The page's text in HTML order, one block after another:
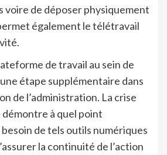
voire de déposer physiquement
également le télétravail
de travail au sein de
étape supplémentaire dans
de l’administration. La crise
à quel point
de tels outils numériques
la continuité de l’action